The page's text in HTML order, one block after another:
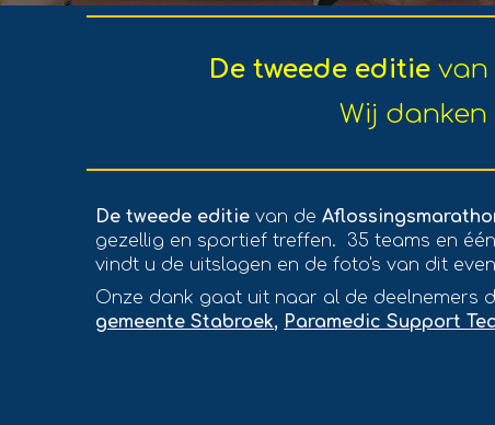
De tweede editie van
Wij
Detweede editievan de
gezellig en sportief treffen. 35 teams en
vindt u de uitslagen en de foto's van dit
Onze dank gaat uit naar al de deelnemers
gemeente Stabroek, Paramedic Support